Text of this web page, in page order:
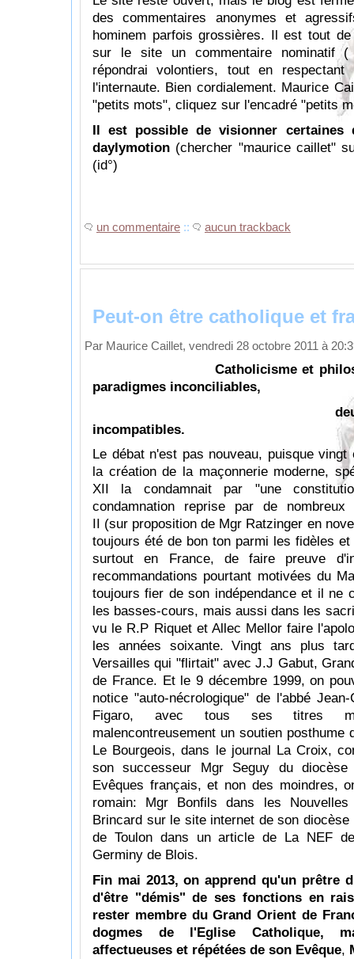
des commentaires anonymes et
hominem parfois grossières. Il est tout
sur le site un commentaire nominatif
répondrai volontiers, tout en
l'internaute. Bien cordialement. Maurice
"petits mots", cliquez sur l'encadré "petits
Il est possible de visionner certaines
daylymotion (chercher "maurice caillet"
(id°)
un commentaire :: aucun trackback
Peut-on être catholique et
Par Maurice Caillet, vendredi 28 octobre 2011 à
Catholicisme et philosophie
paradigmes inconciliables,
deux
incompatibles.
Le débat n'est pas nouveau, puisque
la création de la maçonnerie moderne,
XII la condamnait par "une
condamnation reprise par de nombreux
II (sur proposition de Mgr Ratzinger en
toujours été de bon ton parmi les fidèles
surtout en France, de faire preuve
recommandations pourtant motivées du
toujours fier de son indépendance et il ne
les basses-cours, mais aussi dans les
vu le R.P Riquet et Allec Mellor faire
les années soixante. Vingt ans plus
Versailles qui "flirtait" avec J.J Gabut,
de France. Et le 9 décembre 1999, on
notice "auto-nécrologique" de l'abbé
Figaro, avec tous ses titres
malencontreusement un soutien posthume
Le Bourgeois, dans le journal La Croix,
son successeur Mgr Seguy du diocèse
Evêques français, et non des moindres,
romain: Mgr Bonfils dans les Nouvelles
Brincard sur le site internet de son
de Toulon dans un article de La NEF
Germiny de Blois.
Fin mai 2013, on apprend qu'un prêtre
d'être "démis" de ses fonctions en
rester membre du Grand Orient de
dogmes de l'Eglise Catholique,
affectueuses et répétées de son Evêque,